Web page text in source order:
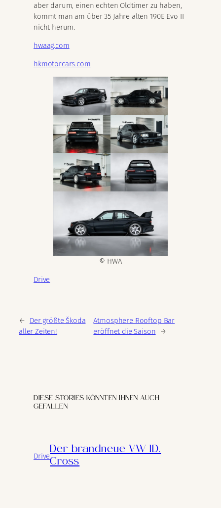
aber darum, einen echten Oldtimer zu haben,
kommt man am über 35 Jahre alten 190E Evo II
nicht herum.
hwaag.com
hkmotorcars.com
© HWA
Drive
←
Der größte Škoda
aller Zeiten!
Atmosphere Rooftop Bar
eröffnet die Saison
→
DIESE STORIES KÖNNTEN IHNEN AUCH
GEFALLEN
Drive
Der brandneue VW ID.
Cross